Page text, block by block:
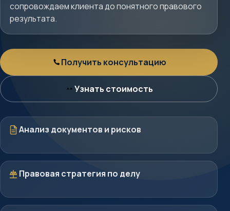
сопровождаем клиента до понятного правового
результата.
Консультация
Получить консультацию
Стоимость
Узнать стоимость
Документы
Анализ документов и рисков
Стратегия
Правовая стратегия по делу